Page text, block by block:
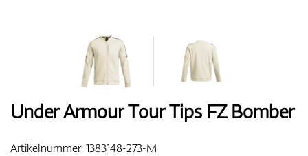
Under Armour Tour Tips FZ Bomber
Artikelnummer:1383148-273-M